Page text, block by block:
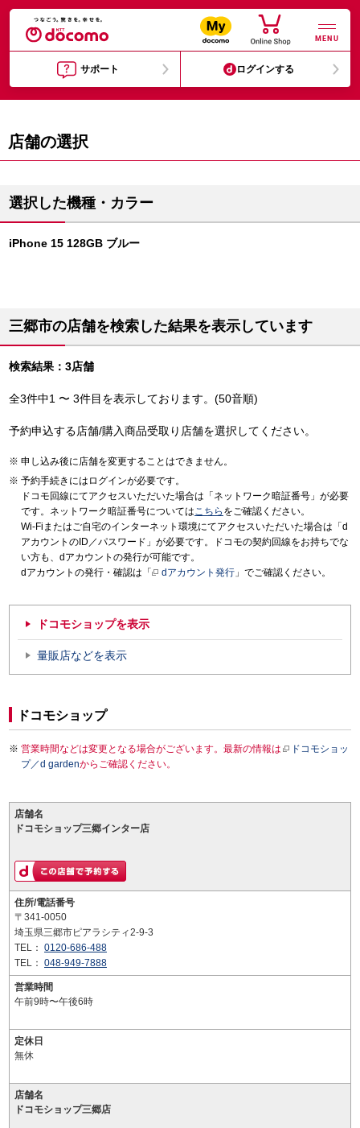
MENU
サポート ログインする
店舗の選択
選択した機種・カラー
iPhone 15 128GB ブルー
三郷市の店舗を検索した結果を表示しています
検索結果：3店舗
全3件中1 〜 3件目を表示しております。(50音順)
予約申込する店舗/購入商品受取り店舗を選択してください。
申し込み後に店舗を変更することはできません。
予約手続きにはログインが必要です。
ドコモ回線にてアクセスいただいた場合は「ネットワーク暗証番号」が必要
です。ネットワーク暗証番号についてはこちら をご確認ください。
Wi-Fiまたはご自宅のインターネット環境にてアクセスいただいた場合は「d
アカウントのID／パスワード」が必要です。ドコモの契約回線をお持ちでな
い方も、dアカウントの発行が可能です。
dアカウントの発行・確認は「
dアカウント発行 」でご確認ください。
ドコモショップを表示
量販店などを表示
ドコモショップ
営業時間などは変更となる場合がございます。最新の情報は
ドコモショッ
プ／d gardenからご確認ください。
店舗名
ドコモショップ三郷インター店
住所/電話番号
〒341-0050
埼玉県三郷市ピアラシティ2-9-3
TEL： 0120-686-488
TEL： 048-949-7888
営業時間
午前9時〜午後6時
定休日
無休
店舗名
ドコモショップ三郷店